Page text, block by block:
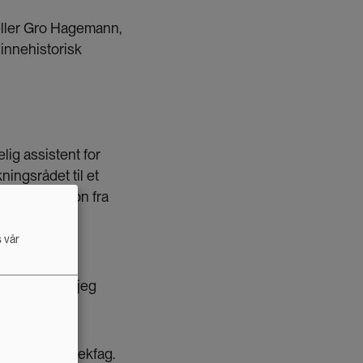
Gro Hagemann,
assistent for
til et
fra
for
lærte jeg
og bibliotekfag.
vår